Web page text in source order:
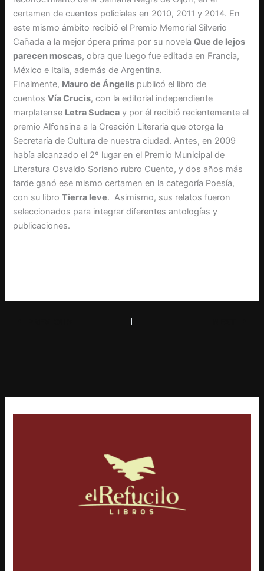
certamen de cuentos policiales en 2010, 2011 y 2014. En
este mismo ámbito recibió el Premio Memorial Silverio
Cañada a la mejor ópera prima por su novelaQue de lejos
parecen moscas, obra que luego fue editada en Francia,
México e Italia, además de Argentina.
Finalmente, Mauro de Ángelis publicó el libro de
cuentosVía Crucis, con la editorial independiente
marplatense Letra Sudaca y por él recibió recientemente el
premio Alfonsina a la Creación Literaria que otorga la
Secretaría de Cultura de nuestra ciudad. Antes, en 2009
había alcanzado el 2º lugar en el Premio Municipal de
Literatura Osvaldo Soriano rubro Cuento, y dos años más
tarde ganó ese mismo certamen en la categoría Poesía,
con su libroTierra leve. Asimismo, sus relatos fueron
seleccionados para integrar diferentes antologías y
publicaciones.